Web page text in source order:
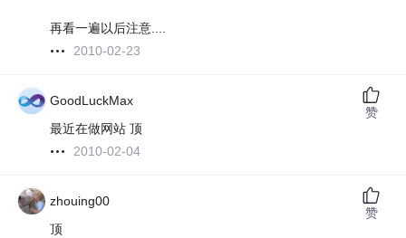
再看一遍以后注意....
2010-02-23
GoodLuckMax
最近在做网站 顶
2010-02-04
赞
zhouing00
顶
赞